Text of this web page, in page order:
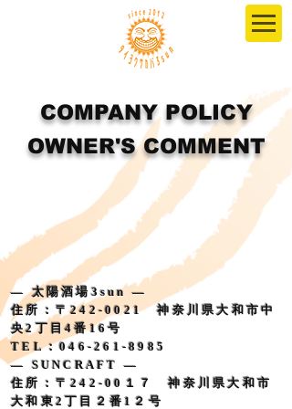
COMPANY POLICY
OWNER'S COMMENT
― 太陽酒場3sun ―
住所：〒242-0021 神奈川県大和市中
央2丁目4番16号
TEL：046-261-8985
― SUNCRAFT ―
住所：〒242-00１７ 神奈川県大和市
大和東2丁目２番1２号